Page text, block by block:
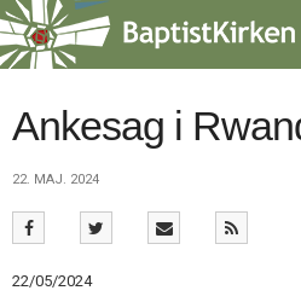
Spring
menu
over
tilbage
forsiden
2.0:
Nyheder
Ankesag i
22. MAJ. 2024
22/05/2024